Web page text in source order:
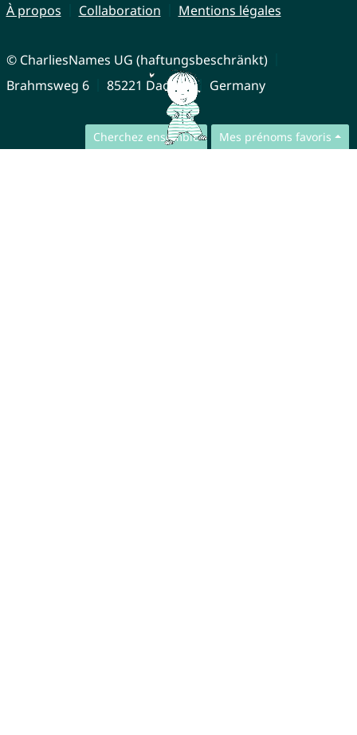
Cherchez ensemble Mes prénoms favoris
À propos
Collaboration Mentions légales
© CharliesNames UG (haftungsbeschränkt)
Brahmsweg 6
85221 Dachau Germany